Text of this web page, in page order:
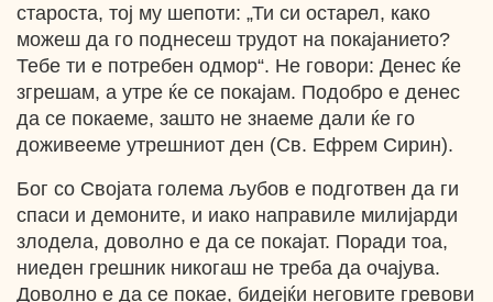
староста, тој му шепоти: „Ти си остарел, како
можеш да го поднесеш трудот на покајанието?
Тебе ти е потребен одмор“. Не говори: Денес ќе
згрешам, а утре ќе се покајам. Подобро е денес
да се покаеме, зашто не знаеме дали ќе го
доживееме утрешниот ден (Св. Ефрем Сирин).
Бог со Својата голема љубов е подготвен да ги
спаси и демоните, и иако направиле милијарди
злодела, доволно е да се покајат. Поради тоа,
ниеден грешник никогаш не треба да очајува.
Доволно е да се покае, бидејќи неговите гревови